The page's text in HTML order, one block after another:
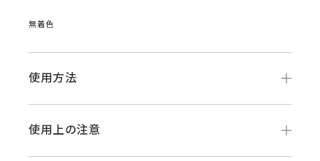
無着色
使用方法
使用上の注意